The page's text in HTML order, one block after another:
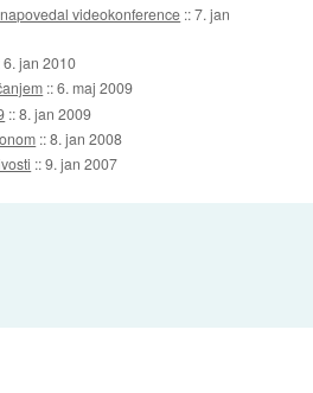
videokonference ::7. jan
6. jan 2010
::6. maj 2009
::8. jan 2009
::8. jan 2008
::9. jan 2007